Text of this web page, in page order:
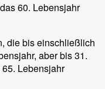
60. Lebensjahr
die bis einschließlich
aber bis 31.
Lebensjahr